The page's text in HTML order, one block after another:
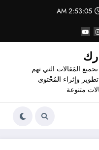
2:53:06 AM
المَقالات التي تهم
وإثراء المُحْتوى
متنوعة